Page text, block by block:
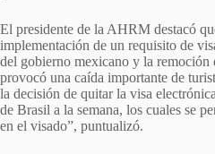
El presidente de la AHRM destacó
implementación de un requisito de
del gobierno mexicano y la remoción
provocó una caída importante de
la decisión de quitar la visa
de Brasil a la semana, los cuales se
en el visado”, puntualizó.